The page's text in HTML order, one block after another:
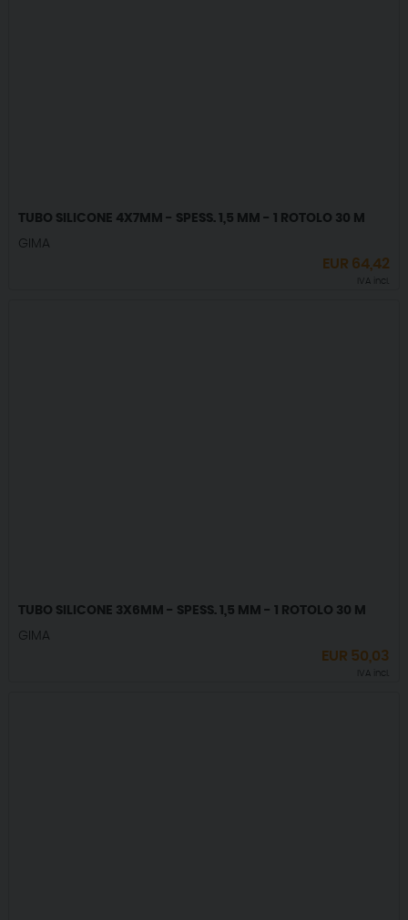
TUBO SILICONE 4X7MM - SPESS. 1,5 MM - 1 ROTOLO 30 M
GIMA
EUR 64,42
IVA incl.
TUBO SILICONE 3X6MM - SPESS. 1,5 MM - 1 ROTOLO 30 M
GIMA
EUR 50,03
IVA incl.